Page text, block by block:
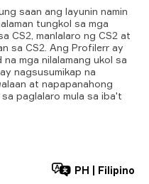
saan ang layunin namin
tungkol sa mga
CS2, manlalaro ng CS2 at
sa CS2. Ang Profilerr ay
mga nilalamang ukol sa
nagsusumikap na
at napapanahong
paglalaro mula sa iba't
PH Filipino